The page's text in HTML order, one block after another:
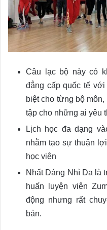
Câu lạc bộ này có
đẳng cấp quốc tế
biệt cho từng bộ
tập cho những ai yêu
Lịch học đa dạng
nhằm tạo sự thuận
học viên
Nhất Dáng Nhì Da là
huấn luyện viên
động nhưng rất
bản.